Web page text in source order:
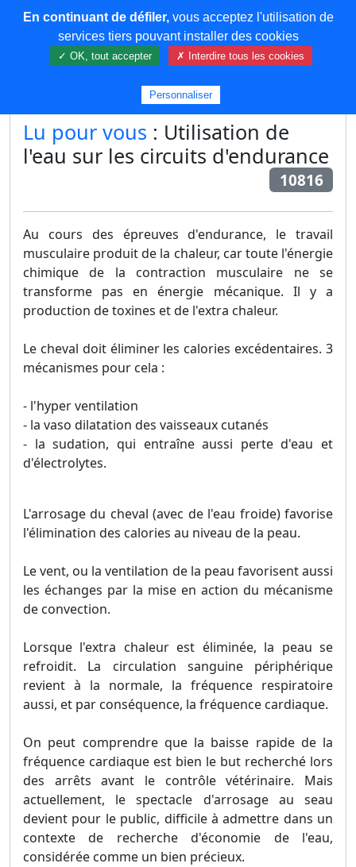
COREMA
Lu pour vous : Utilisation de
l'eau sur les circuits d'endurance
10816
Au cours des épreuves d'endurance, le travail
musculaire produit de la chaleur, car toute l'énergie
chimique de la contraction musculaire ne se
transforme pas en énergie mécanique. Il y a
production de toxines et de l'extra chaleur.
Le cheval doit éliminer les calories excédentaires. 3
mécanismes pour cela :
- l'hyper ventilation
- la vaso dilatation des vaisseaux cutanés
- la sudation, qui entraîne aussi perte d'eau et
d'électrolytes.
L'arrosage du cheval (avec de l'eau froide) favorise
l'élimination des calories au niveau de la peau.
Le vent, ou la ventilation de la peau favorisent aussi
les échanges par la mise en action du mécanisme
de convection.
Lorsque l'extra chaleur est éliminée, la peau se
refroidit. La circulation sanguine périphérique
revient à la normale, la fréquence respiratoire
aussi, et par conséquence, la fréquence cardiaque.
On peut comprendre que la baisse rapide de la
fréquence cardiaque est bien le but recherché lors
des arrêts avant le contrôle vétérinaire. Mais
actuellement, le spectacle d'arrosage au seau
devient pour le public, difficile à admettre dans un
contexte de recherche d'économie de l'eau,
considérée comme un bien précieux.
En continuant de défiler,vous acceptez l'utilisation de
services tiers pouvant installer des cookies
✓ OK, tout accepter ✗ Interdire tous les cookies
Personnaliser